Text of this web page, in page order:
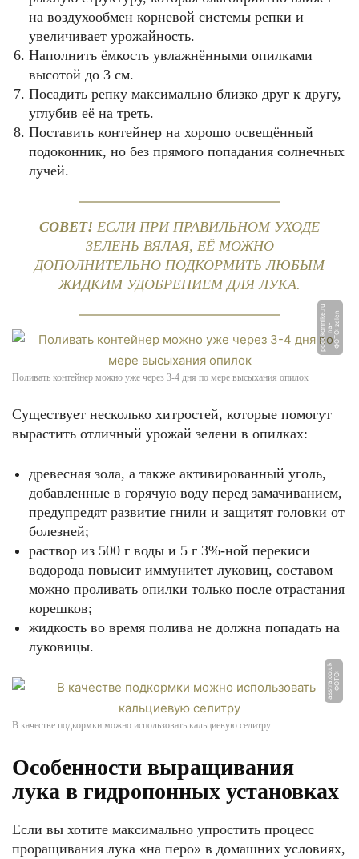
на воздухообмен корневой системы репки и
увеличивает урожайность.
Наполнить ёмкость увлажнёнными опилками
высотой до 3 см.
Посадить репку максимально близко друг к другу,
углубив её на треть.
Поставить контейнер на хорошо освещённый
подоконник, но без прямого попадания солнечных
лучей.
СОВЕТ! ЕСЛИ ПРИ ПРАВИЛЬНОМ УХОДЕ
ЗЕЛЕНЬ ВЯЛАЯ, ЕЁ МОЖНО
ДОПОЛНИТЕЛЬНО ПОДКОРМИТЬ ЛЮБЫМ
ЖИДКИМ УДОБРЕНИЕМ ДЛЯ ЛУКА.
Ф
О
Т
О:
z el
e
n
-
n
a
- p
o
d
o
k
o
n
ni
k
e.
r
u
Поливать контейнер можно уже через 3-4 дня по мере высыхания опилок
Существует несколько хитростей, которые помогут
вырастить отличный урожай зелени в опилках:
древесная зола, а также активированный уголь,
добавленные в горячую воду перед замачиванием,
предупредят развитие гнили и защитят головки от
болезней;
раствор из 500 г воды и 5 г 3%-ной перекиси
водорода повысит иммунитет луковиц, составом
можно проливать опилки только после отрастания
корешков;
жидкость во время полива не должна попадать на
луковицы.
Ф
О
Т
О:
a
s
s
t
r
a.
c
o.
u
k
В качестве подкормки можно использовать кальциевую селитру
Особенности выращивания
лука в гидропонных установках
Если вы хотите максимально упростить процесс
проращивания лука «на перо» в домашних условиях,